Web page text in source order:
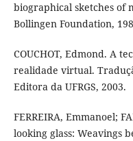
biographical sketches of
Bollingen Foundation,
COUCHOT, Edmond. A
realidade virtual.
Editora da UFRGS, 2003.
FERREIRA, Emmanoel;
looking glass: Weavings